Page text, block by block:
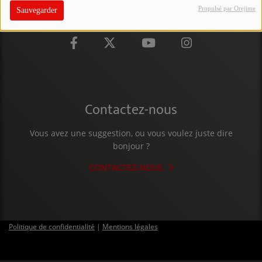
Sauvegarder Propulsé par Orejime
PARTICIPEZ
JEUX CONCOURS
L'ŒIL DE L'OIE | PRÉSENTATION
VIDÉOS | L’ŒIL DE L'OIE
PARTENAIRES
Contactez-nous
Vous avez une suggestion, ou vous voulez juste dire
bonjour ?
CONTACTEZ-NOUS
Politique de confidentialité | Mentions légales